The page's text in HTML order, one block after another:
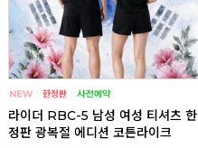
라이더 RBC-5 남성 여성 티셔츠 한
정판 광복절 에디션 코튼라이크